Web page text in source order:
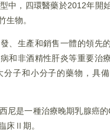
中，四環醫藥於2012年開
生物。
、生產和銷售一體的領先
和非酒精性肝炎等重要治
分子和小分子的藥物，具
尼是一種治療晚期乳腺癌的
床Ⅱ期。